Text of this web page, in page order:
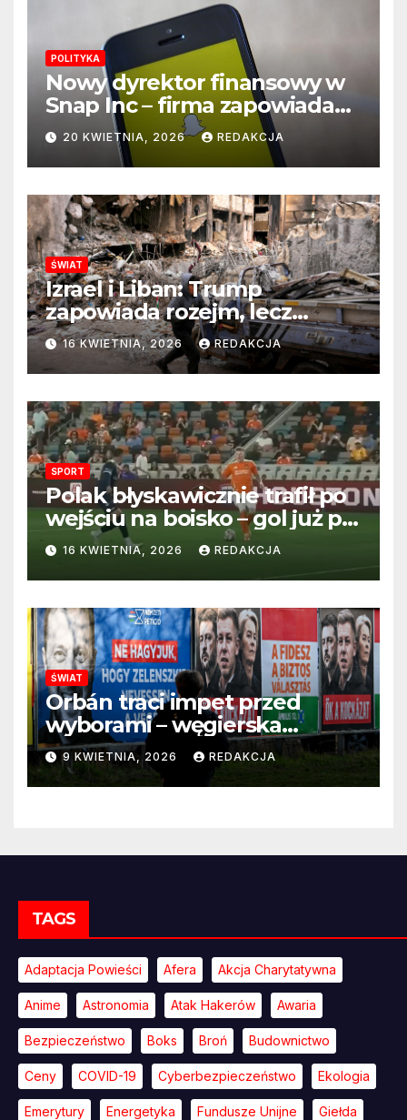
POLITYKA
Nowy dyrektor finansowy w
Snap Inc – firma zapowiada
zmianę na kluczowym
stanowisku
20 KWIETNIA, 2026 REDAKCJA
ŚWIAT
Izrael i Liban: Trump
zapowiada rozejm, lecz
perspektywa zakończenia
wojny wciąż odległa
16 KWIETNIA, 2026 REDAKCJA
SPORT
Polak błyskawicznie trafił po
wejściu na boisko – gol już po
22 sekundach!
16 KWIETNIA, 2026 REDAKCJA
ŚWIAT
Orbán traci impet przed
wyborami – węgierska
propaganda przestaje
przekonywać
9 KWIETNIA, 2026 REDAKCJA
TAGS
Adaptacja Powieści Afera Akcja Charytatywna
Anime Astronomia Atak Hakerów Awaria
Bezpieczeństwo Boks Broń Budownictwo
Ceny COVID-19 Cyberbezpieczeństwo Ekologia
Emerytury Energetyka Fundusze Unijne Giełda